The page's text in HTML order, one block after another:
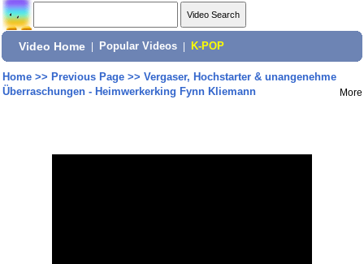
Video Home Popular Videos K-POP
Home>> Previous Page>> Vergaser, Hochstarter & unangenehme
Überraschungen - Heimwerkerking Fynn Kliemann
More